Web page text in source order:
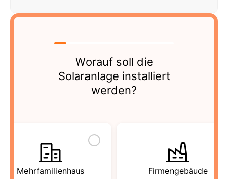
Worauf soll die
Solaranlage installiert
werden?
Mehrfamilienhaus Firmengebäude